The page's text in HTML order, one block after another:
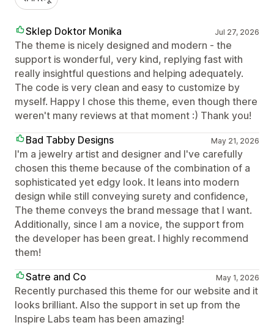
Sklep Doktor Monika Jul 27, 2026
The theme is nicely designed and modern - the
support is wonderful, very kind, replying fast with
really insightful questions and helping adequately.
The code is very clean and easy to customize by
myself. Happy I chose this theme, even though there
weren't many reviews at that moment :) Thank you!
Bad Tabby Designs
May 21, 2026
I'm a jewelry artist and designer and I've carefully
chosen this theme because of the combination of a
sophisticated yet edgy look. It leans into modern
design while still conveying surety and confidence,
The theme conveys the brand message that I want.
Additionally, since I am a novice, the support from
the developer has been great. I highly recommend
them!
Satre and Co
May 1, 2026
Recently purchased this theme for our website and it
looks brilliant. Also the support in set up from the
Inspire Labs team has been amazing!